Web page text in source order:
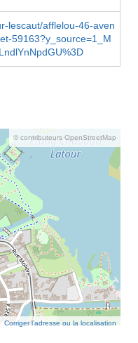
lescaut/afflelou-46-aven
59163?y_source=1_M
© contributeurs OpenStreetMap
Corriger l’adresse ou la localisation